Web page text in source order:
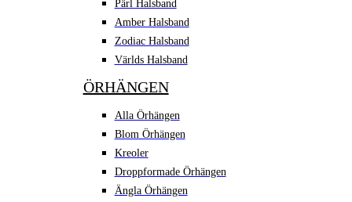
Pärl Halsband
Amber Halsband
Zodiac Halsband
Världs Halsband
ÖRHÄNGEN
Alla Örhängen
Blom Örhängen
Kreoler
Droppformade Örhängen
Ängla Örhängen